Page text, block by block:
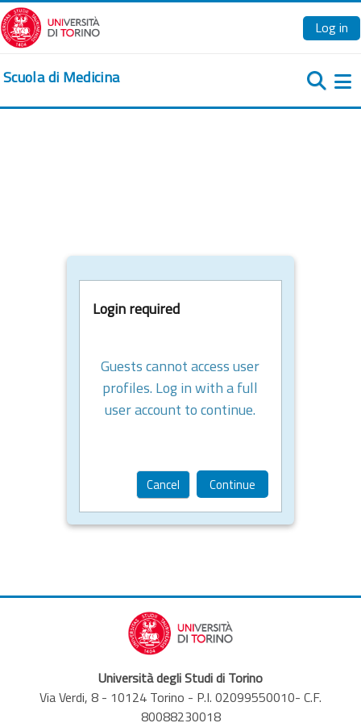
Skip to main content
Log in
Scuola di Medicina
Login required
Guests cannot access user
profiles. Log in with a full
user account to continue.
Cancel Continue
Università degli Studi di Torino
Via Verdi, 8 - 10124 Torino - P.I. 02099550010- C.F.
80088230018